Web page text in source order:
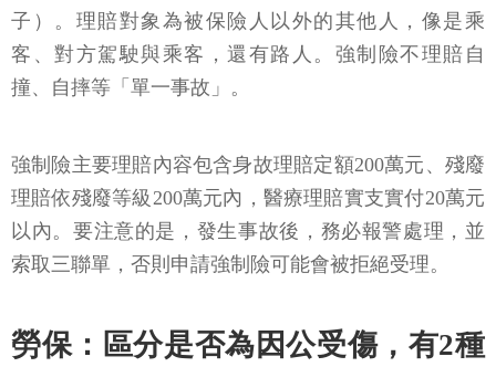
子）。理賠對象為被保險人以外的其他人，像是乘
客、對方駕駛與乘客，還有路人。強制險不理賠自
撞、自摔等「單一事故」。
強制險主要理賠內容包含身故理賠定額200萬元、殘廢
理賠依殘廢等級200萬元內，醫療理賠實支實付20萬元
以內。要注意的是，發生事故後，務必報警處理，並
索取三聯單，否則申請強制險可能會被拒絕受理。
勞保：區分是否為因公受傷，有2種